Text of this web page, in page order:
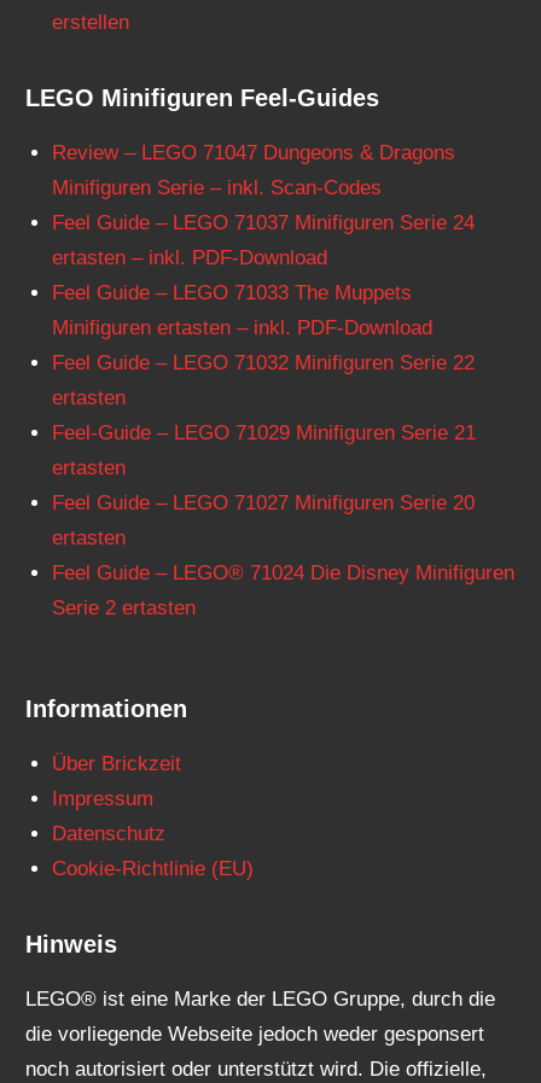
erstellen
LEGO Minifiguren Feel-Guides
Review – LEGO 71047 Dungeons & Dragons
Minifiguren Serie – inkl. Scan-Codes
Feel Guide – LEGO 71037 Minifiguren Serie 24
ertasten – inkl. PDF-Download
Feel Guide – LEGO 71033 The Muppets
Minifiguren ertasten – inkl. PDF-Download
Feel Guide – LEGO 71032 Minifiguren Serie 22
ertasten
Feel-Guide – LEGO 71029 Minifiguren Serie 21
ertasten
Feel Guide – LEGO 71027 Minifiguren Serie 20
ertasten
Feel Guide – LEGO® 71024 Die Disney Minifiguren
Serie 2 ertasten
Informationen
Über Brickzeit
Impressum
Datenschutz
Cookie-Richtlinie (EU)
Hinweis
LEGO® ist eine Marke der LEGO Gruppe, durch die
die vorliegende Webseite jedoch weder gesponsert
noch autorisiert oder unterstützt wird. Die offizielle,